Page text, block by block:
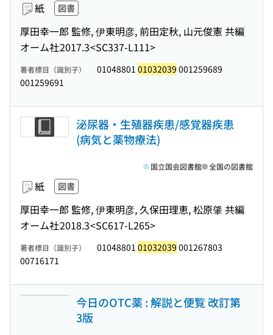
紙 図書
厚田幸一郎 監修, 伊東明彦, 前田定秋, 山元俊憲 共編
オーム社2017.3<SC337-L111>
著者標目（識別子） 01048801 01032039 001259689
001259691
泌尿器・生殖器疾患/感覚器疾患
(病気と薬物療法)
紙 図書
厚田幸一郎 監修, 伊東明彦, 久保田理恵, 松原肇 共編
オーム社2018.3<SC617-L265>
国立国会図書館 全国の図書館
著者標目（識別子） 01048801 01032039 001267803
00716171
今日のOTC薬 : 解説と便覧 改訂第
3版